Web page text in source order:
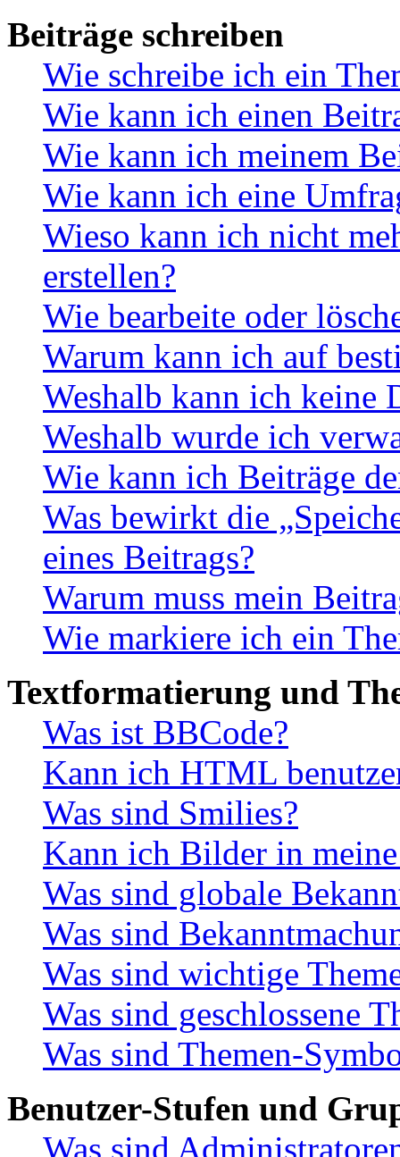
Beiträge schreiben
Wie schreibe ich ein
Wie kann ich einen
Wie kann ich meinem
Wie kann ich eine
Wieso kann ich nicht
erstellen?
Wie bearbeite oder
Warum kann ich auf
Weshalb kann ich keine
Weshalb wurde ich
Wie kann ich Beiträge
Was bewirkt die
eines Beitrags?
Warum muss mein
Wie markiere ich ein
Textformatierung und
Was ist BBCode?
Kann ich HTML
Was sind Smilies?
Kann ich Bilder in
Was sind globale
Was sind
Was sind wichtige
Was sind geschlossene
Was sind Themen-
Benutzer-Stufen und
Was sind